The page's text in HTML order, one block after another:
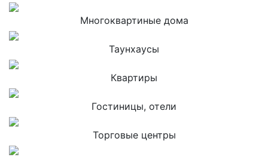
Многоквартиные дома
Таунхаусы
Квартиры
Гостиницы, отели
Торговые центры